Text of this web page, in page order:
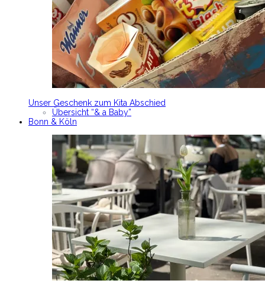
Unser Geschenk zum Kita Abschied
Übersicht “& a Baby”
Bonn & Köln